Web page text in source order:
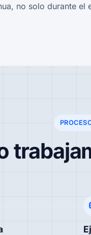
no solo durante el